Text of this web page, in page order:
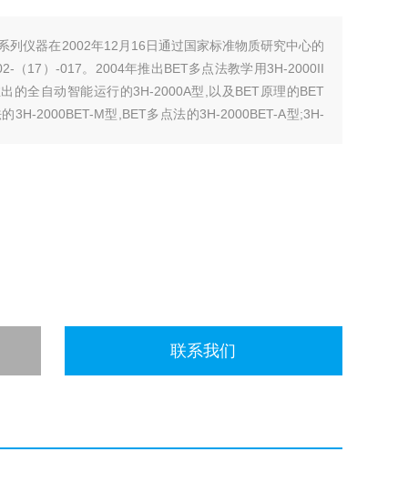
列仪器在2002年12月16日通过国家标准物质研究中心的
（17）-017。2004年推出BET多点法教学用3H-2000II
的全自动智能运行的3H-2000A型,以及BET原理的BET
3H-2000BET-M型,BET多点法的3H-2000BET-A型;3H-
联系我们